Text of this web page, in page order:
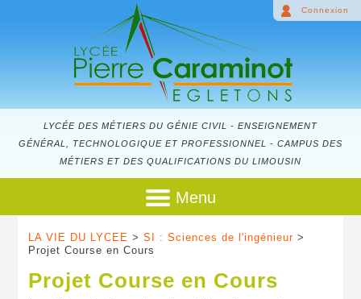
LYCÉE DES MÉTIERS DU GÉNIE CIVIL - ENSEIGNEMENT
GÉNÉRAL, TECHNOLOGIQUE ET PROFESSIONNEL - CAMPUS DES
MÉTIERS ET DES QUALIFICATIONS DU LIMOUSIN
Connexion
Menu
LA VIE DU LYCEE > SI : Sciences de l'ingénieur>
Projet Course en Cours
Projet Course en Cours